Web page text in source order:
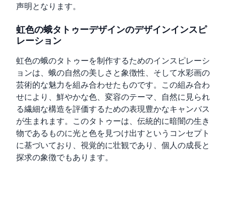
声明となります。
虹色の蛾タトゥーデザインのデザインインスピ
レーション
虹色の蛾のタトゥーを制作するためのインスピレーシ
ョンは、蛾の自然の美しさと象徴性、そして水彩画の
芸術的な魅力を組み合わせたものです。この組み合わ
せにより、鮮やかな色、変容のテーマ、自然に見られ
る繊細な構造を評価するための表現豊かなキャンバス
が生まれます。このタトゥーは、伝統的に暗闇の生き
物であるものに光と色を見つけ出すというコンセプト
に基づいており、視覚的に壮観であり、個人の成長と
探求の象徴でもあります。